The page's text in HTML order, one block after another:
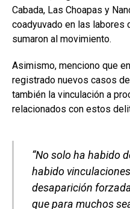
Cabada, Las Choapas y
coadyuvado en las labores
sumaron al movimiento.
Asimismo, menciono que
registrado nuevos casos
también la vinculación a
relacionados con estos
“No solo ha habido
habido
desaparición
que para muchos